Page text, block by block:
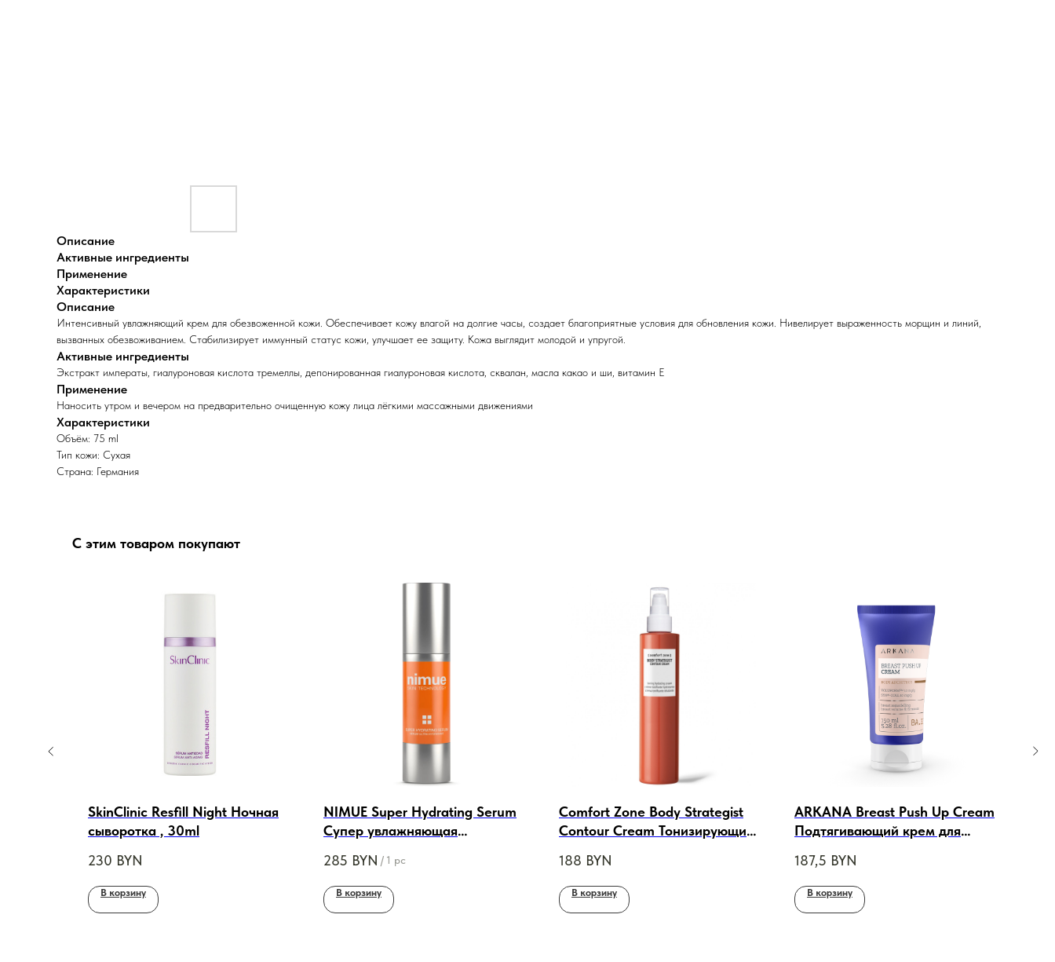
Описание
Активные ингредиенты
Применение
Характеристики
Описание
Интенсивный увлажняющий крем для обезвоженной кожи. Обеспечивает кожу влагой на долгие часы, создает благоприятные условия для обновления кожи. Нивелирует выраженность морщин и линий,
вызванных обезвоживанием. Стабилизирует иммунный статус кожи, улучшает ее защиту. Кожа выглядит молодой и упругой.
Активные ингредиенты
Экстракт императы, гиалуроновая кислота тремеллы, депонированная гиалуроновая кислота, сквалан, масла какао и ши, витамин Е
Применение
Наносить утром и вечером на предварительно очищенную кожу лица лёгкими массажными движениями
Характеристики
Объём: 75 ml
Тип кожи: Сухая
Страна: Германия
С этим товаром покупают
SkinClinic Resfill Night Ночная
сыворотка , 30ml
230 BYN
В корзину
NIMUE Super Hydrating Serum
Супер увлажняющая
285 BYN / 1 pc
В корзину
Comfort Zone Body Strategist
Contour Cream Тонизирующий
188 BYN
В корзину
ARKANA Breast Push Up Cream
Подтягивающий крем для
187,5 BYN
В корзину